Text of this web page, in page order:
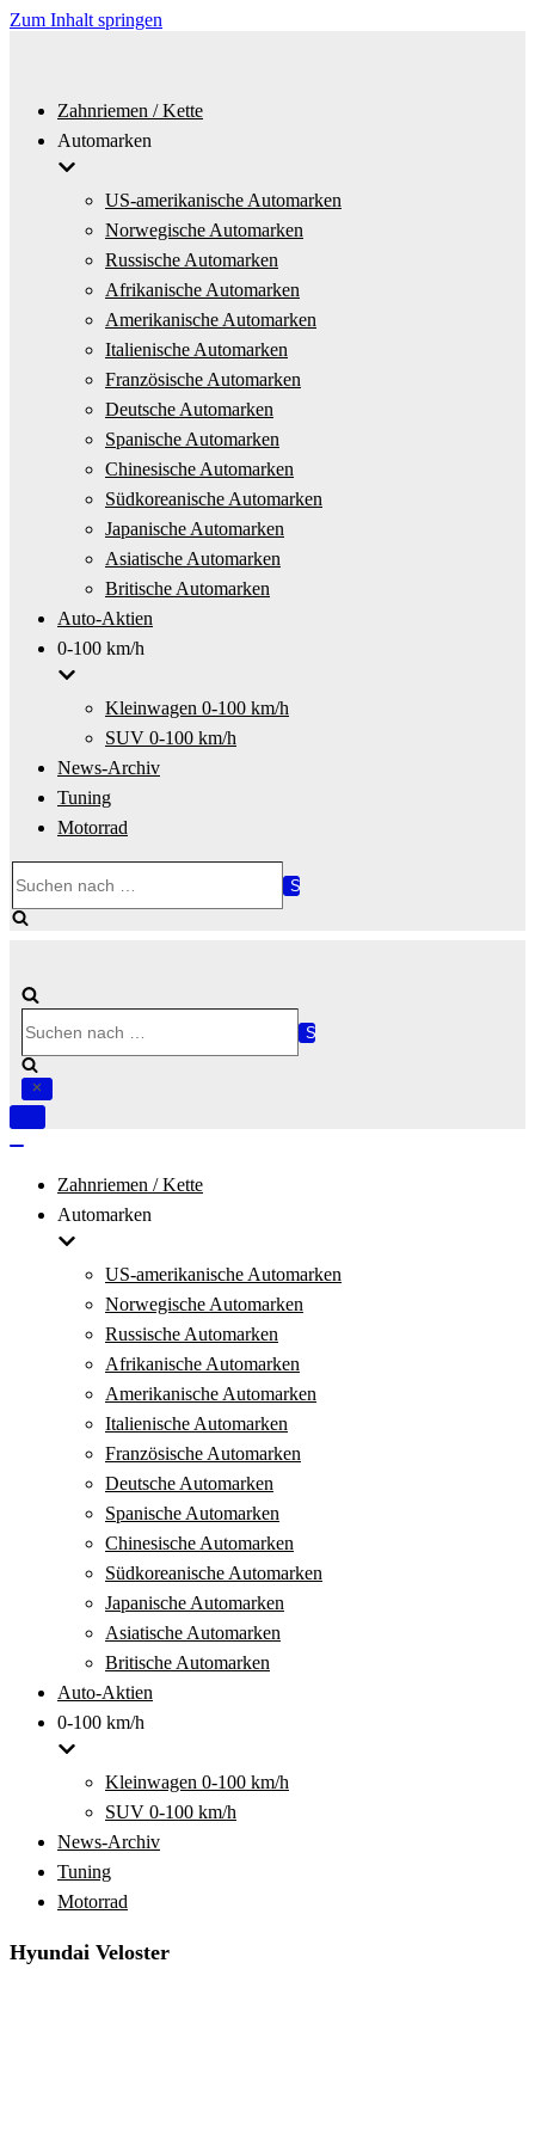
Zum Inhalt springen
Zahnriemen / Kette
Automarken
US-amerikanische Automarken
Norwegische Automarken
Russische Automarken
Afrikanische Automarken
Amerikanische Automarken
Italienische Automarken
Französische Automarken
Deutsche Automarken
Spanische Automarken
Chinesische Automarken
Südkoreanische Automarken
Japanische Automarken
Asiatische Automarken
Britische Automarken
Auto-Aktien
0-100 km/h
Kleinwagen 0-100 km/h
SUV 0-100 km/h
News-Archiv
Tuning
Motorrad
nach …
nach …
Navigation
Zahnriemen / Kette
Automarken
US-amerikanische Automarken
Norwegische Automarken
Russische Automarken
Afrikanische Automarken
Amerikanische Automarken
Italienische Automarken
Französische Automarken
Deutsche Automarken
Spanische Automarken
Chinesische Automarken
Südkoreanische Automarken
Japanische Automarken
Asiatische Automarken
Britische Automarken
Auto-Aktien
0-100 km/h
Kleinwagen 0-100 km/h
SUV 0-100 km/h
News-Archiv
Tuning
Motorrad
Hyundai Veloster